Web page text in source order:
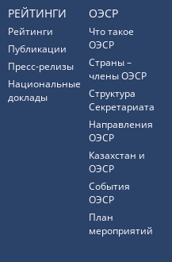
РЕЙТИНГИ
Рейтинги
Публикации
Пресс-релизы
Национальные
доклады
ОЭСР
Что такое
ОЭСР
Страны –
члены ОЭСР
Структура
Секретариата
Направления
ОЭСР
Казахстан и
ОЭСР
События
ОЭСР
План
мероприятий